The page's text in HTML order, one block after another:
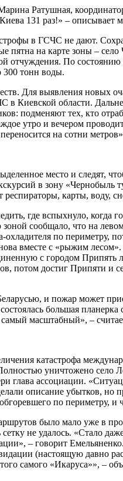
Ратушная,
131 раз!» – описывает
в ГСЧС не дают.
пятна на карте зоны –
отчуждения. По
300 тонн воды.
Для выявления новых
Киевской области.
подменяют тех, кто
утро и вечером
на сотни
место и следят,
в зону «Чернобыль
карты, воду,
где вспыхнуло, когда
сообщало, что на
по периметру,
вместе с «рыжим
с городом Припять
потом достиг Припяти и
и пожар может
большая
масштабный», –
катастрофа
уничтожено село
глава ассоциации.
описание убытков, но
по периметру, и
было мало уже в
не удалось. «Стало
– говорит
(настоящую давно
самого «Икаруса»», –